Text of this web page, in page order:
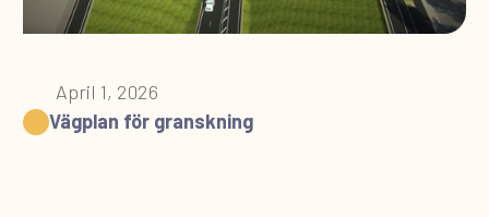
April 1, 2026
Vägplan för granskning